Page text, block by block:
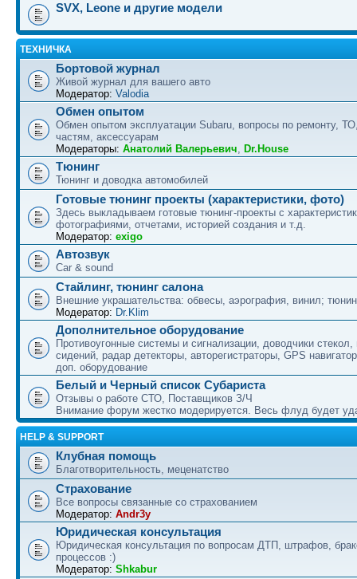
SVX, Leone и другие модели
ТЕХНИЧКА
Бортовой журнал
Живой журнал для вашего авто
Модератор: Valodia
Обмен опытом
Обмен опытом эксплуатации Subaru, вопросы по ремонту,
частям, аксессуарам
Модераторы: Анатолий Валерьевич, Dr.House
Тюнинг
Тюнинг и доводка автомобилей
Готовые тюнинг проекты (характеристики, фото)
Здесь выкладываем готовые тюнинг-проекты с
фотографиями, отчетами, историей создания и т.д.
Модератор: exigo
Автозвук
Car & sound
Стайлинг, тюнинг салона
Внешние украшательства: обвесы, аэрография, винил;
Модератор: Dr.Klim
Дополнительное оборудование
Противоугонные системы и сигнализации, доводчики стекол,
сидений, радар детекторы, авторегистраторы, GPS
доп. оборудование
Белый и Черный список Субариста
Отзывы о работе СТО, Поставщиков З/Ч
Внимание форум жестко модерируется. Весь флуд будет
HELP & SUPPORT
Клубная помощь
Благотворительность, меценатство
Страхование
Все вопросы связанные со страхованием
Модератор: Andr3y
Юридическая консультация
Юридическая консультация по вопросам ДТП, штрафов,
процессов :)
Модератор: Shkabur